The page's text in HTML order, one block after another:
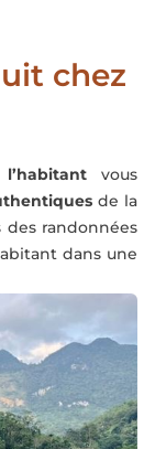
chez
vous
de la
des randonnées
dans une